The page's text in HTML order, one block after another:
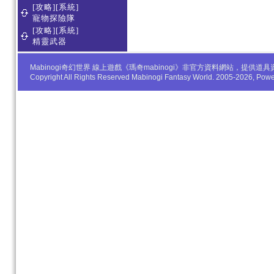
[攻略][系統]
寵物探險隊
[攻略][系統]
精靈武器
Mabinogi奇幻世界 線上遊戲《瑪奇mabinogi》非官方資料網站，提供道
Copyright All Rights Reserved Mabinogi Fantasy World. 2005-2026,